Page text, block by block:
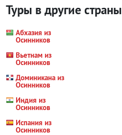
Туры в другие страны
Абхазия из
Осинников
Вьетнам из
Осинников
Доминикана из
Осинников
Индия из
Осинников
Испания из
Осинников